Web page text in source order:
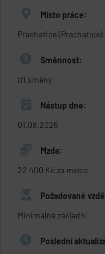
Místo práce:
Prachatice (Prachatice)
Směnnost:
tři směny
Nástup dne:
01.08.2026
Mzda:
22 400 Kč za měsíc
Požadované
Minimálně základní
Poslední